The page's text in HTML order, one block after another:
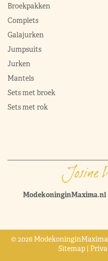
Broekpakken
Complets
Galajurken
Jumpsuits
Jurken
Mantels
Sets met broek
Sets met rok
ModekoninginMaxima.nl
© 2026
Sitemap |